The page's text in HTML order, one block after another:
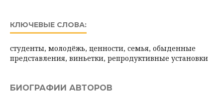
КЛЮЧЕВЫЕ СЛОВА:
студенты, молодёжь, ценности, семья, обыденные
представления, виньетки, репродуктивные установки
БИОГРАФИИ АВТОРОВ